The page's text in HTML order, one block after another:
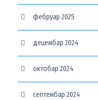
фебруар 2025
децембар 2024
октобар 2024
септембар 2024